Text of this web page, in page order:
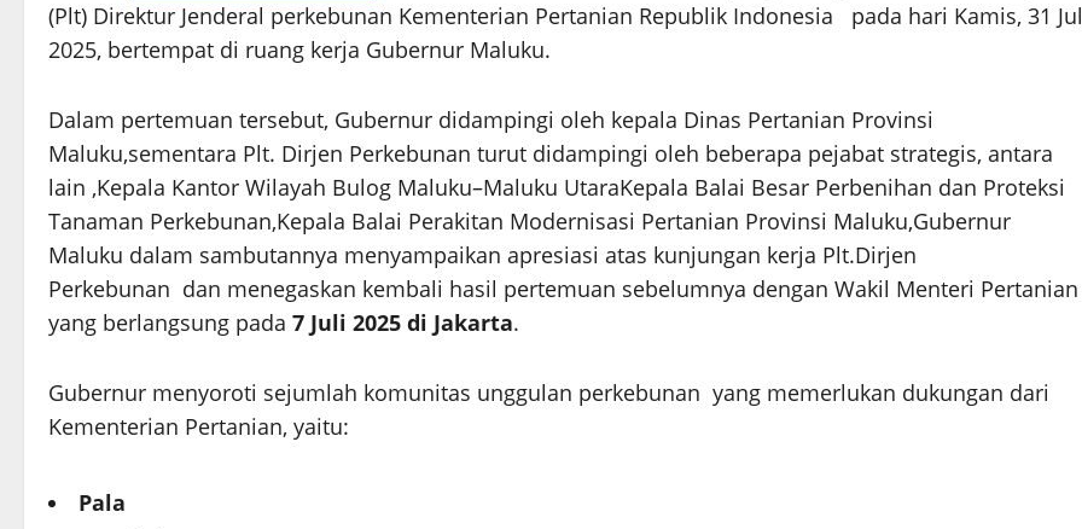
(Plt) Direktur Jenderal perkebunan Kementerian Pertanian Republik Indonesia
pada hari Kamis, 31
2025, bertempat di ruang kerja Gubernur Maluku.
Dalam pertemuan tersebut, Gubernur didampingi oleh kepala Dinas Pertanian Provinsi
Maluku,sementara Plt. Dirjen Perkebunan turut didampingi oleh beberapa pejabat strategis, antara
lain ,Kepala Kantor Wilayah Bulog Maluku–Maluku UtaraKepala Balai Besar Perbenihan dan Proteksi
Tanaman Perkebunan,Kepala Balai Perakitan Modernisasi Pertanian Provinsi Maluku,Gubernur
Maluku dalam sambutannya menyampaikan apresiasi atas kunjungan kerja Plt.Dirjen
Perkebunan dan menegaskan kembali hasil pertemuan sebelumnya dengan Wakil Menteri Pertanian
yang berlangsung pada 7 Juli 2025 di Jakarta.
Gubernur menyoroti sejumlah komunitas unggulan perkebunan yang memerlukan dukungan dari
Kementerian Pertanian, yaitu:
Pala